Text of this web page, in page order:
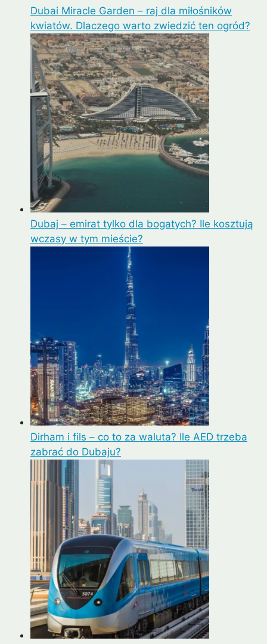
Dubai Miracle Garden – raj dla miłośników
kwiatów. Dlaczego warto zwiedzić ten ogród?
Dubaj – emirat tylko dla bogatych? Ile kosztują
wczasy w tym mieście?
Dirham i fils – co to za waluta? Ile AED trzeba
zabrać do Dubaju?